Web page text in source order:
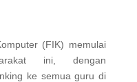
(FIK) memulai
ini, dengan
ke semua guru di